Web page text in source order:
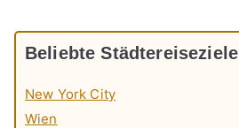
Beliebte Städtereiseziele
New York City
Wien